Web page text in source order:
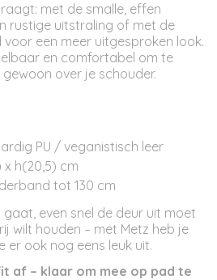
met de smalle, effen
rustige uitstraling of met de
een meer uitgesproken look.
en comfortabel om te
over je schouder.
PU / veganistisch leer
x h(20,5) cm
tot 130 cm
even snel de deur uit moet
wilt houden – met Metz heb je
er ook nog eens leuk uit.
af – klaar om mee op pad te